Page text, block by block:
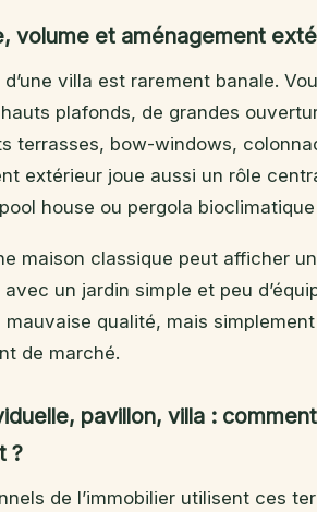
volume et aménagement
d’une villa est rarement banale.
plafonds, de grandes
terrasses, bow-windows,
extérieur joue aussi un rôle
house ou pergola
maison classique peut afficher
un jardin simple et peu
mauvaise qualité, mais
de marché.
pavillon, villa :
?
de l’immobilier utilisent ces